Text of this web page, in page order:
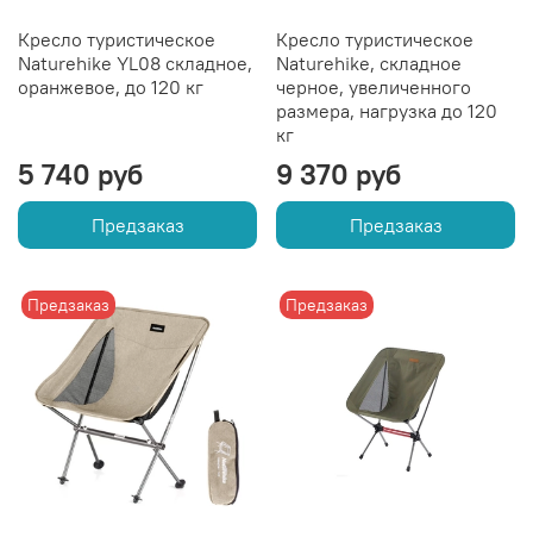
Кресло туристическое
Naturehike YL08 складное,
оранжевое, до 120 кг
5 740 руб
Предзаказ
Кресло туристическое
Naturehike, складное
черное, увеличенного
размера, нагрузка до 120
кг
9 370 руб
Предзаказ
Предзаказ Предзаказ